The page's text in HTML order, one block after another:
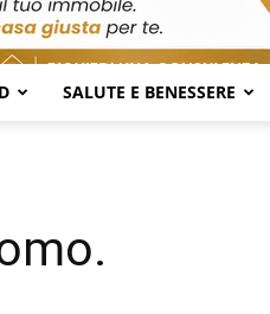
SALUTE E BENESSERE